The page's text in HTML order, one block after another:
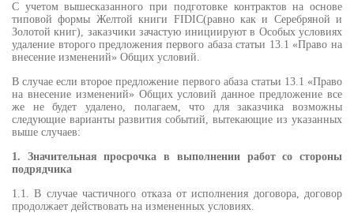
С учетом вышесказанного при подготовке контрактов на основе
типовой формы Желтой книги FIDIC(равно как и Серебряной и
Золотой книг), заказчики зачастую инициируют в Особых условиях
удаление второго предложения первого абаза статьи 13.1 «Право на
внесение изменений» Общих условий.
В случае если второе предложение первого абаза статьи 13.1 «Право
на внесение изменений» Общих условий данное предложение все
же не будет удалено, полагаем, что для заказчика возможны
следующие варианты развития событий, вытекающие из указанных
выше случаев:
1. Значительная просрочка в выполнении работ со стороны
подрядчика
1.1. В случае частичного отказа от исполнения договора, договор
продолжает действовать на измененных условиях.